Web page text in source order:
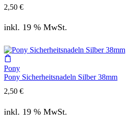
2,50 €
inkl. 19 % MwSt.
Pony
Pony Sicherheitsnadeln Silber 38mm
2,50 €
inkl. 19 % MwSt.